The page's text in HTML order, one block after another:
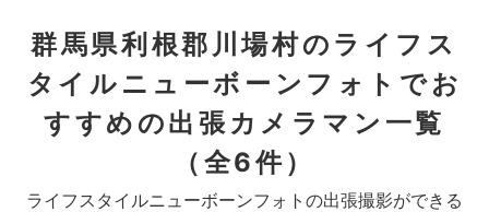
群馬県利根郡川場村のライフス
タイルニューボーンフォトでお
すすめの出張カメラマン一覧
（全6件）
ライフスタイルニューボーンフォトの出張撮影ができる